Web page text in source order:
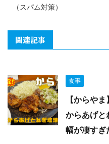
（スパム対策）
関連記事
食事
【からや
からあげと
幅が凄すぎ